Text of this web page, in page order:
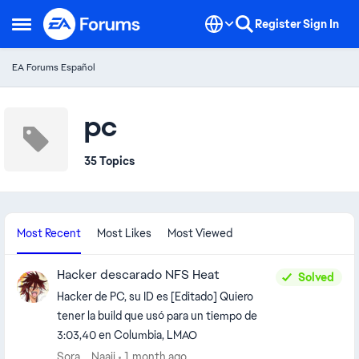
Open Side Menu
Skip to content RegisterSign In
EA Forums Español
pc
35 Topics
Most Recent Most Likes Most Viewed
Hacker descarado NFS Heat
Hacker de PC, su ID es [Editado] Quiero
tener la build que usó para un tiempo de
3:03,40 en Columbia, LMAO
Solved